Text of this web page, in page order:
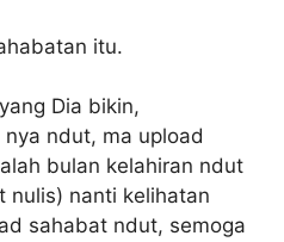
itu.
Dia bikin,
ndut, ma upload
bulan kelahiran ndut
nulis) nanti kelihatan
sahabat ndut, semoga